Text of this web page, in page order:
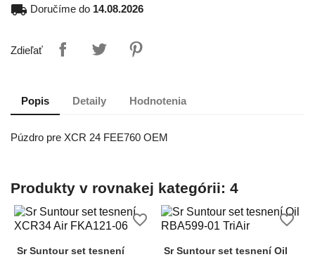
local_shipping Doručíme do 14.08.2026
Zdieľať
Popis Detaily Hodnotenia
Púzdro pre XCR 24 FEE760 OEM
Produkty v rovnakej kategórii: 4
Sr Suntour set tesnení
favorite_border
Sr Suntour set tesnení Oil
favorite_border